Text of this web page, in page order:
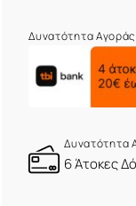
Δυνατότητα
Δυνατότητα
6 Άτοκες